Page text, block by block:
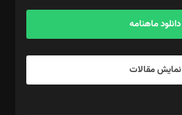
دانلود ماهنامه
نمایش مقالات